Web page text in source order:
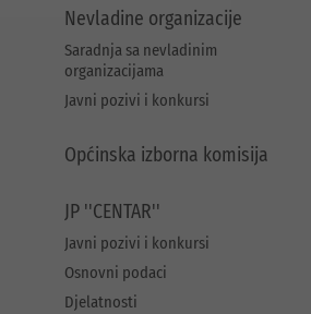
Nevladine organizacije
Saradnja sa nevladinim
organizacijama
Javni pozivi i konkursi
Općinska izborna komisija
JP ''CENTAR''
Javni pozivi i konkursi
Osnovni podaci
Djelatnosti